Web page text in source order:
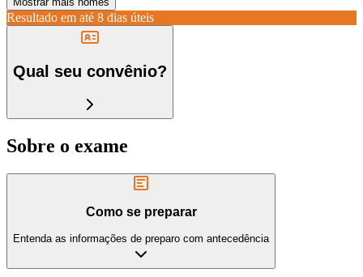
Resultado em até 8 dias úteis
Qual seu convênio?
Sobre o exame
Como se preparar
Entenda as informações de preparo com antecedência